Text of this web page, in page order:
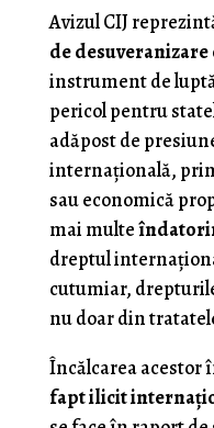
Avizul CIJ
de
instrument de
pericol pentru
adăpost de
internaţională,
sau economică
mai multe
dreptul
cutumiar,
nu doar din
Încălcarea
fapt ilicit